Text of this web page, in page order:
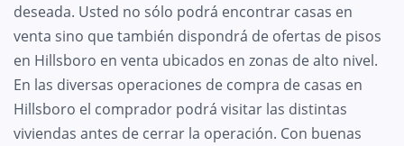
deseada. Usted no sólo podrá encontrar casas en
venta sino que también dispondrá de ofertas de pisos
en Hillsboro en venta ubicados en zonas de alto nivel.
En las diversas operaciones de compra de casas en
Hillsboro el comprador podrá visitar las distintas
viviendas antes de cerrar la operación. Con buenas